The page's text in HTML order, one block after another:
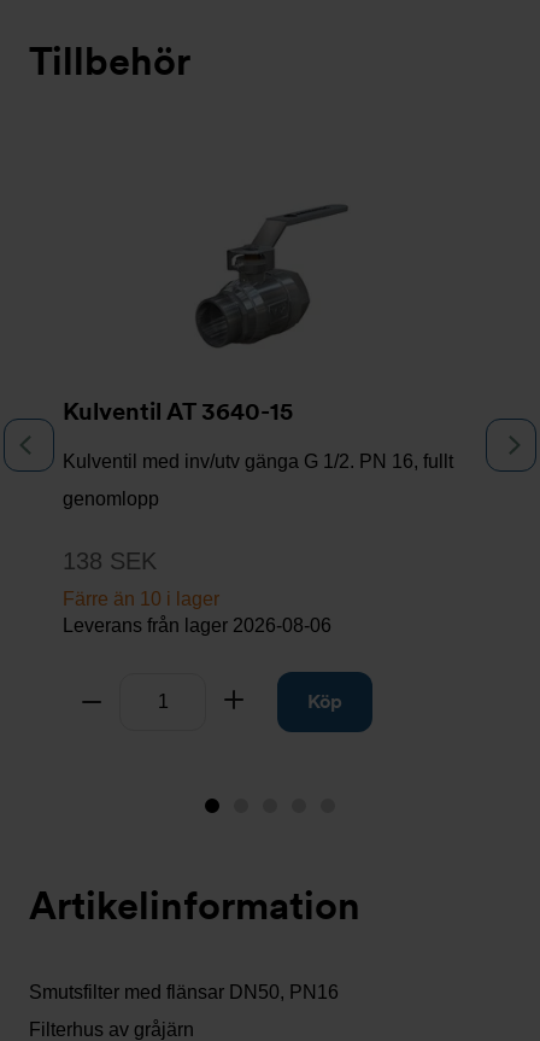
Tillbehör
Kulventil AT 3640-15
Kulventil med inv/utv gänga G 1/2. PN 16, fullt
genomlopp
138 SEK
Färre än 10 i lager
Leverans från lager 2026-08-06
Ta bort Lägg tillKöp
Bild
nu)
Artikelinformation
Smutsfilter med flänsar DN50, PN16
Filterhus av gråjärn